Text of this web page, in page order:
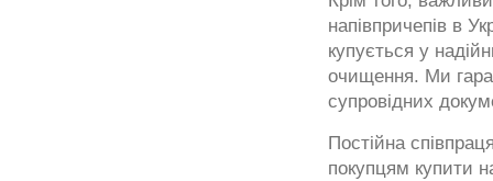
напівпричепів в
купується у
очищення. Ми
супровідних
Постійна
покупцям купити